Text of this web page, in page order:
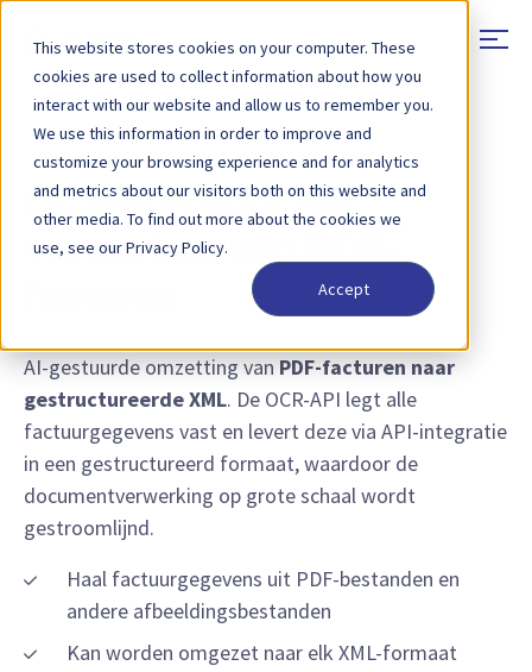
This website stores cookies on your computer. These
cookies are used to collect information about how you
interact with our website and allow us to remember you.
We use this information in order to improve and
customize your browsing experience and for analytics
and metrics about our visitors both on this website and
other media. To find out more about the cookies we
use, see our Privacy Policy.
Accept
FUNCTIE - OCR-API
OCR-API voor het
verwerken van PDF-
AI-gestuurde omzetting vanPDF-facturen naar
gestructureerde XML. De OCR-API legt alle
factuurgegevens vast en levert deze via API-integratie
in een gestructureerd formaat, waardoor de
documentverwerking op grote schaal wordt
gestroomlijnd.
Haal factuurgegevens uit PDF-bestanden en
andere afbeeldingsbestanden
Kan worden omgezet naar elk XML-formaat